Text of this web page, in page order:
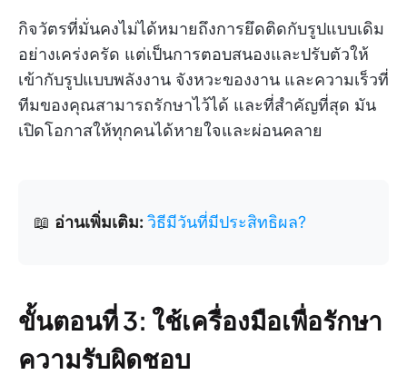
กิจวัตรที่มั่นคงไม่ได้หมายถึงการยึดติดกับรูปแบบเดิม
อย่างเคร่งครัด แต่เป็นการตอบสนองและปรับตัวให้
เข้ากับรูปแบบพลังงาน จังหวะของงาน และความเร็วที่
ทีมของคุณสามารถรักษาไว้ได้ และที่สำคัญที่สุด มัน
เปิดโอกาสให้ทุกคนได้หายใจและผ่อนคลาย
📖 อ่านเพิ่มเติม: วิธีมีวันที่มีประสิทธิผล?
ขั้นตอนที่ 3: ใช้เครื่องมือเพื่อรักษา
ความรับผิดชอบ